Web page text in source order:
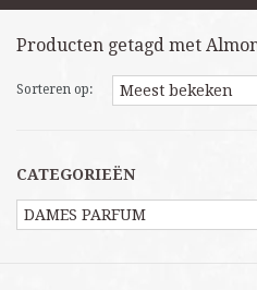
Producten getagd met
Sorteren op:
CATEGORIEËN